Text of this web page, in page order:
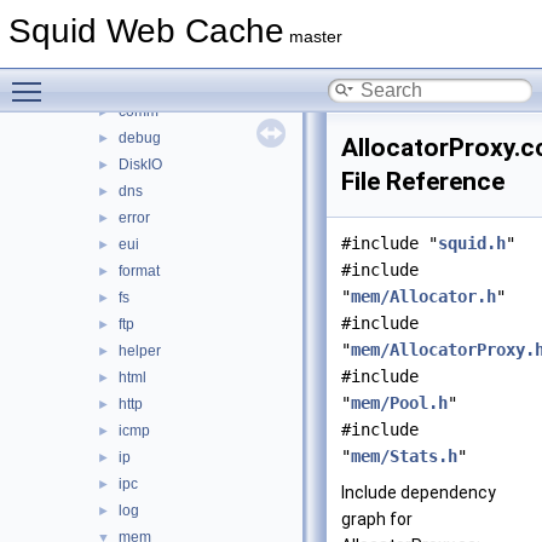
Squid Web Cache master
► auth
► comm
► debug
► DiskIO
► dns
► error
► eui
► format
► fs
► ftp
► helper
► html
► http
► icmp
► ip
► ipc
► log
▼ mem
File Reference
#include "squid.h"
#include
"mem/Allocator.h"
#include
"mem/
#include
"mem/Pool.h"
#include
"mem/Stats.h"
Include dependency
graph for